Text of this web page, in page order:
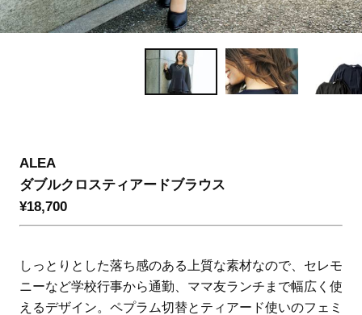
ALEA
ダブルクロスティアードブラウス
¥18,700
しっとりとした落ち感のある上質な素材なので、セレモ
ニーなど学校行事から通勤、ママ友ランチまで幅広く使
えるデザイン。ペプラム切替とティアード使いのフェミ